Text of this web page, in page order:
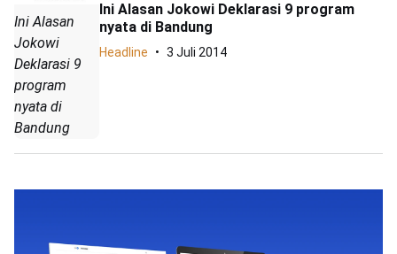
Ini Alasan
Jokowi
Deklarasi 9
program
nyata di
Bandung
Ini Alasan Jokowi Deklarasi 9 program
nyata di Bandung
Headline 3 Juli 2014